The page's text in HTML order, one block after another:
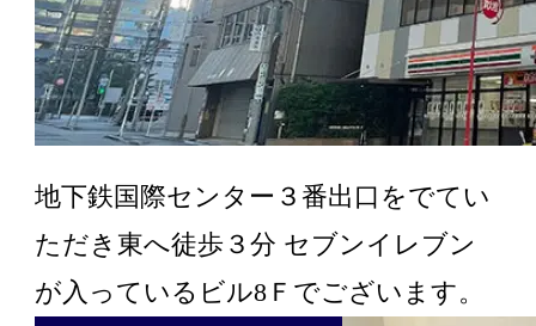
地下鉄国際センター３番出口をでてい
ただき東へ徒歩３分 セブンイレブン
が入っているビル8Ｆでございます。